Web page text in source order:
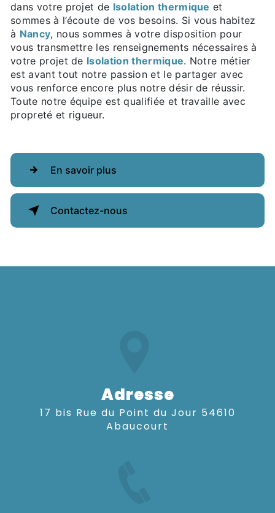
dans votre projet de Isolation thermique et
sommes à l’écoute de vos besoins. Si vous habitez
à Nancy, nous sommes à votre disposition pour
vous transmettre les renseignements nécessaires à
votre projet de Isolation thermique. Notre métier
est avant tout notre passion et le partager avec
vous renforce encore plus notre désir de réussir.
Toute notre équipe est qualifiée et travaille avec
propreté et rigueur.
En savoir plus
Contactez-nous
Adresse
17 bis Rue du Point du Jour 54610
Abaucourt